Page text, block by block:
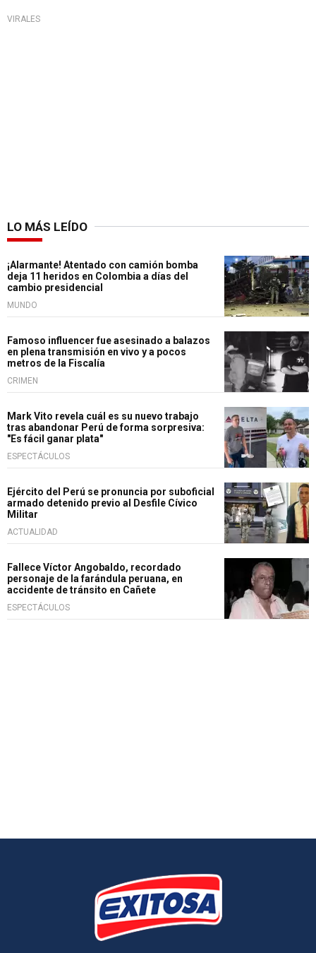
VIRALES
LO MÁS LEÍDO
¡Alarmante! Atentado con camión bomba
deja 11 heridos en Colombia a días del
cambio presidencial
MUNDO
Famoso influencer fue asesinado a balazos
en plena transmisión en vivo y a pocos
metros de la Fiscalía
CRIMEN
Mark Vito revela cuál es su nuevo trabajo
tras abandonar Perú de forma sorpresiva:
"Es fácil ganar plata"
ESPECTÁCULOS
Ejército del Perú se pronuncia por suboficial
armado detenido previo al Desfile Cívico
Militar
ACTUALIDAD
Fallece Víctor Angobaldo, recordado
personaje de la farándula peruana, en
accidente de tránsito en Cañete
ESPECTÁCULOS